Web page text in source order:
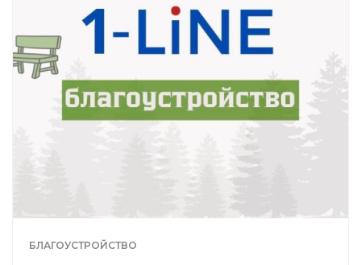
БЛАГОУСТРОЙСТВО